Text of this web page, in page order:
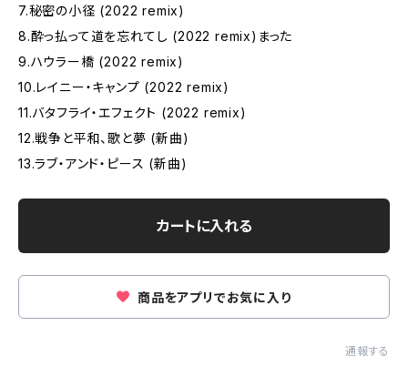
7.秘密の小径 (2022 remix)
8.酔っ払って道を忘れてし (2022 remix)まった
9.ハウラー橋 (2022 remix)
10.レイニー・キャンプ (2022 remix)
11.バタフライ・エフェクト (2022 remix)
12.戦争と平和、歌と夢 (新曲)
13.ラブ・アンド・ピース (新曲)
カートに入れる
商品をアプリでお気に入り
通報する